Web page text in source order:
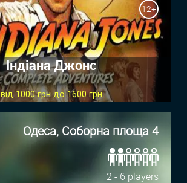
12+
Індіана Джонс
від 1000 грн до 1600 грн
Одеса, Соборна площа 4
2 - 6 players